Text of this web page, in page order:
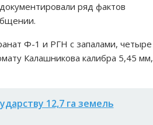
ряд фактов
Ф-1 и РГН с запалами, четыре
Калашникова калибра 5,45 мм,
12,7 га земель